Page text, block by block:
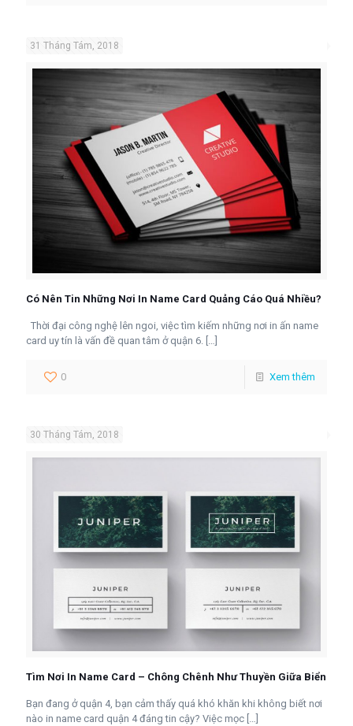
31 Tháng Tám, 2018
Có Nên Tin Những Nơi In Name Card Quảng Cáo Quá Nhiều?
Thời đại công nghệ lên ngoi, việc tìm kiếm những nơi in ấn name
card uy tín là vấn đề quan tâm ở quận 6.
0 Xem thêm
30 Tháng Tám, 2018
Tìm Nơi In Name Card – Chông Chênh Như Thuyền Giữa Biển
Bạn đang ở quận 4, bạn cảm thấy quá khó khăn khi không biết nơi
nào in name card quận 4 đáng tin cậy? Việc mọc […]